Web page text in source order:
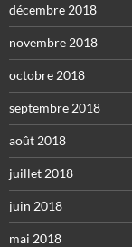
décembre 2018
novembre 2018
octobre 2018
septembre 2018
août 2018
juillet 2018
juin 2018
mai 2018